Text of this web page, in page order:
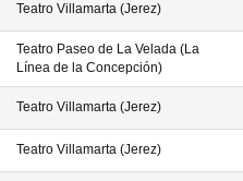
Teatro Villamarta (Jerez)
Teatro Paseo de La Velada (La
Línea de la Concepción)
Teatro Villamarta (Jerez)
Teatro Villamarta (Jerez)